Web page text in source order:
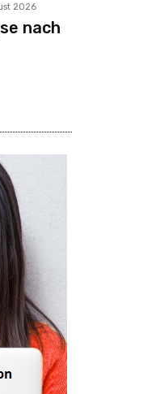
2026
nach